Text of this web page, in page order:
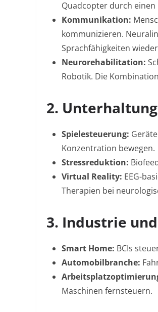
Quadcopter durch
Kommunikation:
kommunizieren.
Sprachfähigkeiten
Neurorehabilitation:
Robotik. Die
2.
Spielesteuerung:
Konzentration bewegen.
Stressreduktion:
Virtual Reality: EEG-
Therapien bei
3. Industrie
Smart Home: BCIs
Automobilbranche:
Maschinen fernsteuern.